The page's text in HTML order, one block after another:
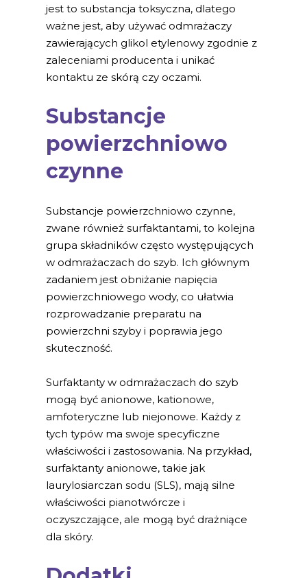
jest to substancja toksyczna, dlatego
ważne jest, aby używać odmrażaczy
zawierających glikol etylenowy zgodnie z
zaleceniami producenta i unikać
kontaktu ze skórą czy oczami.
Substancje
powierzchniowo
czynne
Substancje powierzchniowo czynne,
zwane również surfaktantami, to kolejna
grupa składników często występujących
w odmrażaczach do szyb. Ich głównym
zadaniem jest obniżanie napięcia
powierzchniowego wody, co ułatwia
rozprowadzanie preparatu na
powierzchni szyby i poprawia jego
skuteczność.
Surfaktanty w odmrażaczach do szyb
mogą być anionowe, kationowe,
amfoteryczne lub niejonowe. Każdy z
tych typów ma swoje specyficzne
właściwości i zastosowania. Na przykład,
surfaktanty anionowe, takie jak
laurylosiarczan sodu (SLS), mają silne
właściwości pianotwórcze i
oczyszczające, ale mogą być drażniące
dla skóry.